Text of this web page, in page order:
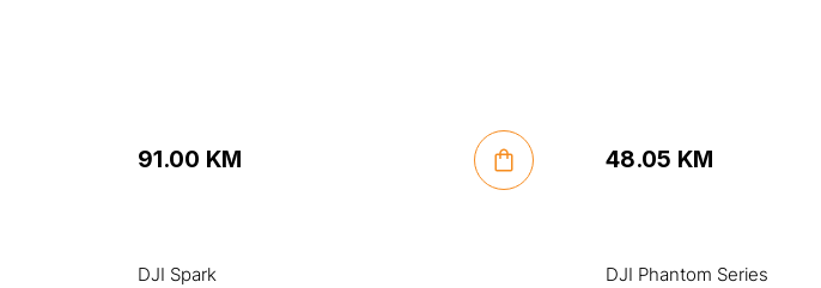
91.00 KM 48.05 KM
DJI Spark DJI Phantom Series